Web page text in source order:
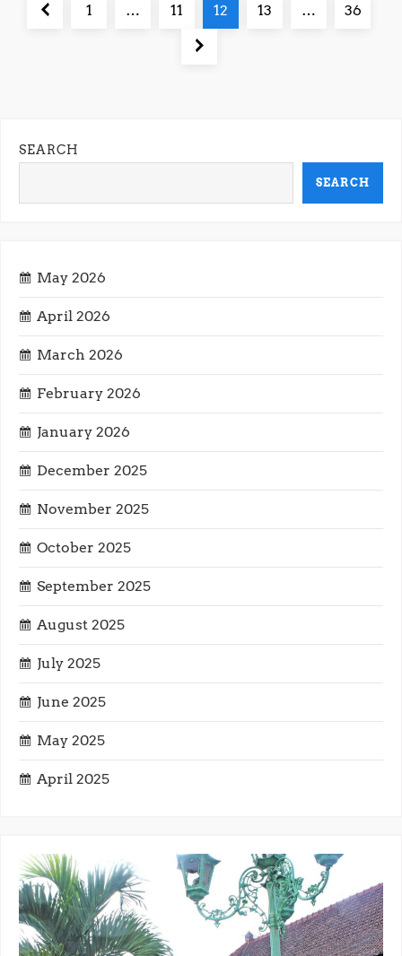
a
g
n
a
i
o
n
Previous
Page
1 … Page
11 Page
12 Page
13 … Page
36
Next
SEARCH
SEARCH
May 2026
April 2026
March 2026
February 2026
January 2026
December 2025
November 2025
October 2025
September 2025
August 2025
July 2025
June 2025
May 2025
April 2025